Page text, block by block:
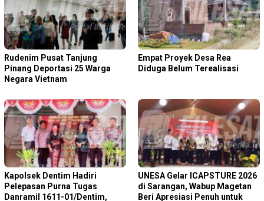
Rudenim Pusat Tanjung
Pinang Deportasi 25 Warga
Negara Vietnam
Empat Proyek Desa Rea
Diduga Belum Terealisasi
Kapolsek Dentim Hadiri
Pelepasan Purna Tugas
Danramil 1611-01/Dentim,
‎UNESA Gelar ICAPSTURE 2026
di Sarangan, Wabup Magetan
Beri Apresiasi Penuh untuk